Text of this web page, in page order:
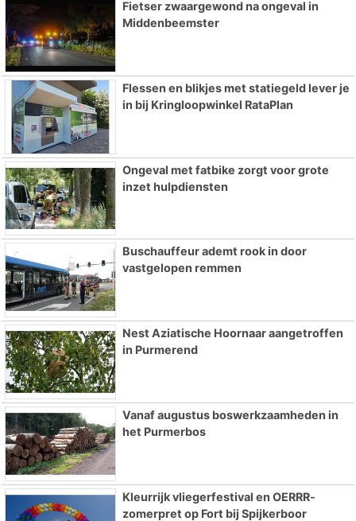
Fietser zwaargewond na ongeval in
Middenbeemster
Flessen en blikjes met statiegeld lever je
in bij Kringloopwinkel RataPlan
Ongeval met fatbike zorgt voor grote
inzet hulpdiensten
Buschauffeur ademt rook in door
vastgelopen remmen
Nest Aziatische Hoornaar aangetroffen
in Purmerend
Vanaf augustus boswerkzaamheden in
het Purmerbos
Kleurrijk vliegerfestival en OERRR-
zomerpret op Fort bij Spijkerboor